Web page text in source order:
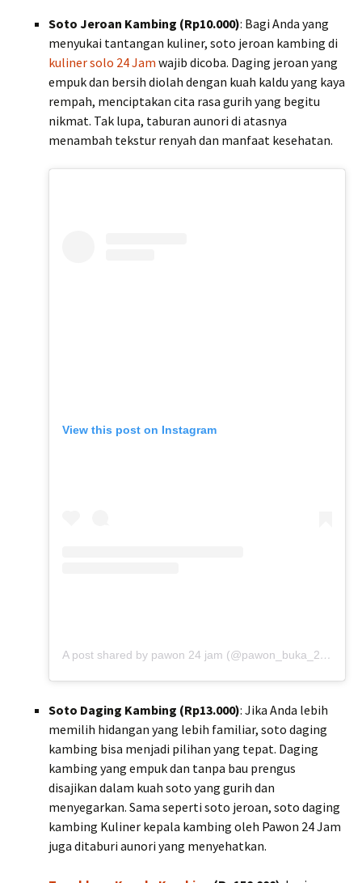
Soto Jeroan Kambing (Rp10.000): Bagi Anda yang
menyukai tantangan kuliner, soto jeroan kambing di
kuliner solo 24 Jam wajib dicoba. Daging jeroan yang
empuk dan bersih diolah dengan kuah kaldu yang kaya
rempah, menciptakan cita rasa gurih yang begitu
nikmat. Tak lupa, taburan aunori di atasnya
menambah tekstur renyah dan manfaat kesehatan.
View this post on Instagram
A post shared by pawon 24 jam (@pawon_buka_24jam)
Soto Daging Kambing (Rp13.000): Jika Anda lebih
memilih hidangan yang lebih familiar, soto daging
kambing bisa menjadi pilihan yang tepat. Daging
kambing yang empuk dan tanpa bau prengus
disajikan dalam kuah soto yang gurih dan
menyegarkan. Sama seperti soto jeroan, soto daging
kambing Kuliner kepala kambing oleh Pawon 24 Jam
juga ditaburi aunori yang menyehatkan.